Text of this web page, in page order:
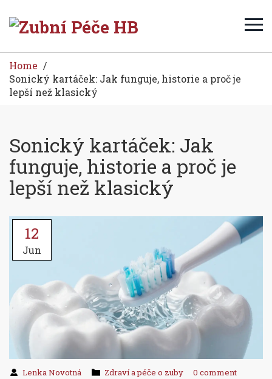
Home
Sonický kartáček: Jak funguje, historie a proč je
lepší než klasický
Sonický kartáček: Jak
funguje, historie a proč je
lepší než klasický
12
Jun
Lenka Novotná Zdraví a péče o zuby 0 comment